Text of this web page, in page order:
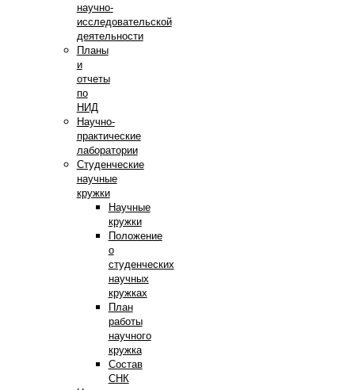
научно-
исследовательской
деятельности
Планы
и
отчеты
по
НИД
Научно-
практические
лаборатории
Студенческие
научные
кружки
Научные
кружки
Положение
о
студенческих
научных
кружках
План
работы
научного
кружка
Состав
СНК